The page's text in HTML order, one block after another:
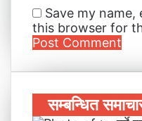
Save my name,
this browser for
सम्बन्धित